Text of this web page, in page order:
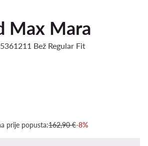
Max Mara
Bež Regular Fit
€
prije popusta:162,90 €-8%